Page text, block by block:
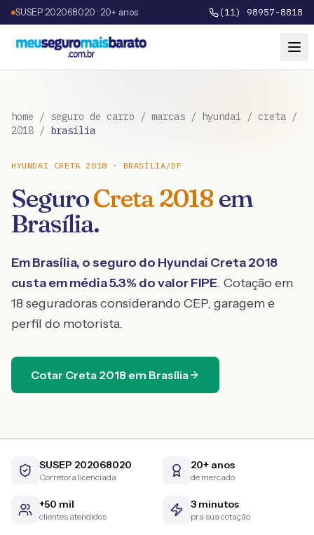
SUSEP 202068020 · 20+ anos (11) 98957-8818
home / seguro de carro / marcas / hyundai / creta /
2018 / brasília
HYUNDAI CRETA 2018 · BRASÍLIA/DF
SeguroCreta2018em
Brasília.
EmBrasília, o seguro do Hyundai Creta2018
custa em média5.3% do valor FIPE. Cotação em
18 seguradoras considerando CEP, garagem e
perfil do motorista.
Cotar Creta 2018 em Brasília
SUSEP 202068020
Corretora licenciada
20+ anos
de mercado
+50 mil
clientes atendidos
3 minutos
pra sua cotação